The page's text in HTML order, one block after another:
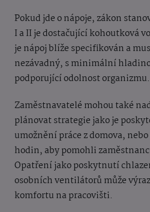
Pokud jde o nápoje, zákon
I a II je dostačující kohoutková
je nápoj blíže specifikován a
nezávadný, s minimální
podporující odolnost organizmu.
Zaměstnavatelé mohou také
plánovat strategie jako je
umožnění práce z domova,
hodin, aby pomohli
Opatření jako poskytnutí
osobních ventilátorů může
komfortu na pracovišti.